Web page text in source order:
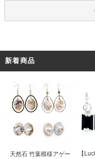
新着商品
天然石 竹葉模様アゲー
【